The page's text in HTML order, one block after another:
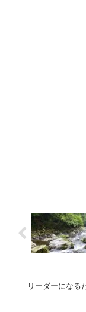
リーダーになる